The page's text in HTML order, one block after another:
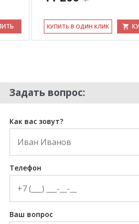
КУ­ПИТЬ В ОДИН КЛИК
Задать вопрос:
Как вас зовут?
Телефон
Ваш вопрос